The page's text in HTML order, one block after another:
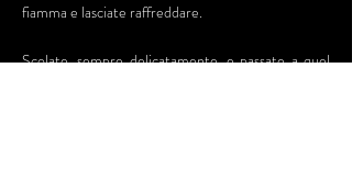
fiamma e lasciate raffreddare.
Scolate, sempre delicatamente, e passate a quel